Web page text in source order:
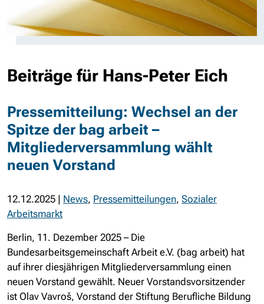
Beiträge für Hans-Peter Eich
Pressemitteilung: Wechsel an der
Spitze der bag arbeit –
Mitgliederversammlung wählt
neuen Vorstand
12.12.2025 | News, Pressemitteilungen, Sozialer
Arbeitsmarkt
Berlin, 11. Dezember 2025 – Die
Bundesarbeitsgemeinschaft Arbeit e.V. (bag arbeit) hat
auf ihrer diesjährigen Mitgliederversammlung einen
neuen Vorstand gewählt. Neuer Vorstandsvorsitzender
ist Olav Vavroš, Vorstand der Stiftung Berufliche Bildung